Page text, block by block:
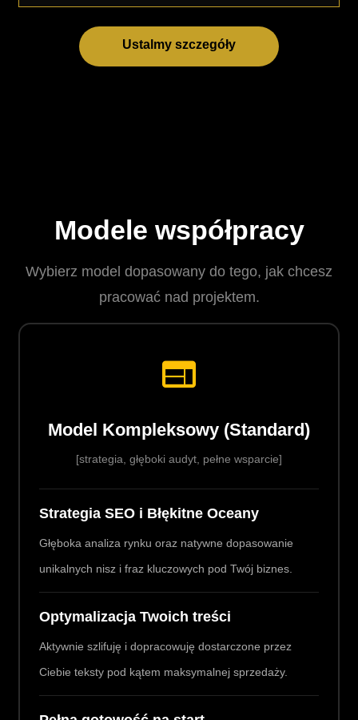
Ustalmy szczegóły
Modele współpracy
Wybierz model dopasowany do tego, jak chcesz
pracować nad projektem.
Model Kompleksowy (Standard)
[strategia, głęboki audyt, pełne wsparcie]
Strategia SEO i Błękitne Oceany
Głęboka analiza rynku oraz natywne dopasowanie
unikalnych nisz i fraz kluczowych pod Twój biznes.
Optymalizacja Twoich treści
Aktywnie szlifuję i dopracowuję dostarczone przez
Ciebie teksty pod kątem maksymalnej sprzedaży.